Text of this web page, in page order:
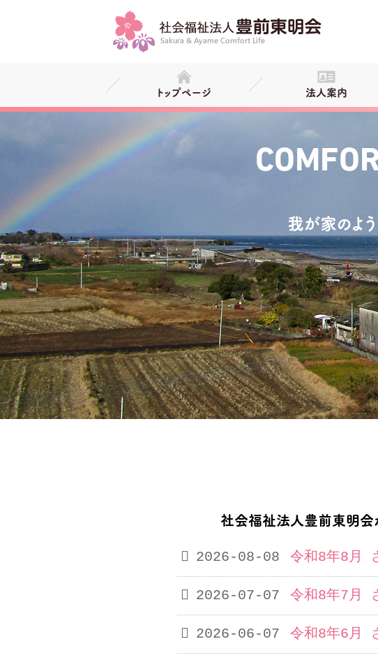
トップページ 法人案内
我が家のよ
社会福祉法人豊前東明会
2026-08-08 令和8年8月
2026-07-07 令和8年7月
2026-06-07 令和8年6月